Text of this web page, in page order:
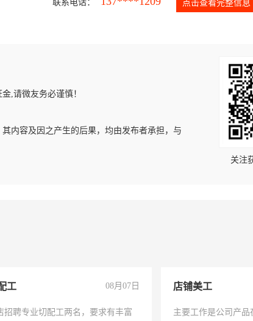
联系电话： 点击查看完整信息
,请微友务必谨慎！
内容及因之产生的后果，均由发布者承担，与
关注
工 08月07日
招聘专业切配工两名，要求有丰富
店铺美工
主要工作是公司产品